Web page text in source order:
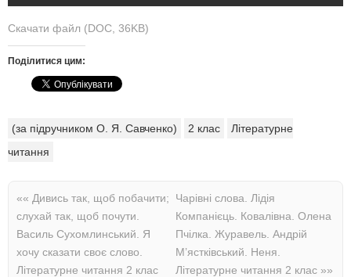
Скачати файл (DOC, 36KB)
Поділитися цим:
(за підручником О. Я. Савченко) 2 клас
Літературне
читання
«« Дивись так, щоб побачити;
слухай так, щоб почути.
Василь Сухомлинський. Я
хочу сказати своє слово.
Літературне читання 2 клас
Чарівні слова. Лідія
Компанієць. Ковалівна. Олена
Пчілка. Журавель. Андрій
М’ястківський. Неня.
Літературне читання 2 клас »»